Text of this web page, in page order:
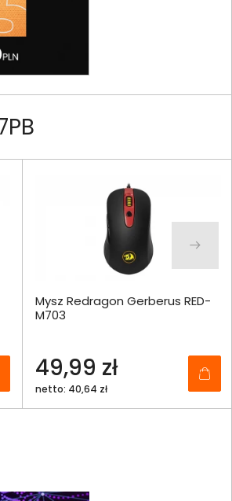
Mysz Redragon Gerberus RED-
M703
49,99 zł
netto: 40,64 zł